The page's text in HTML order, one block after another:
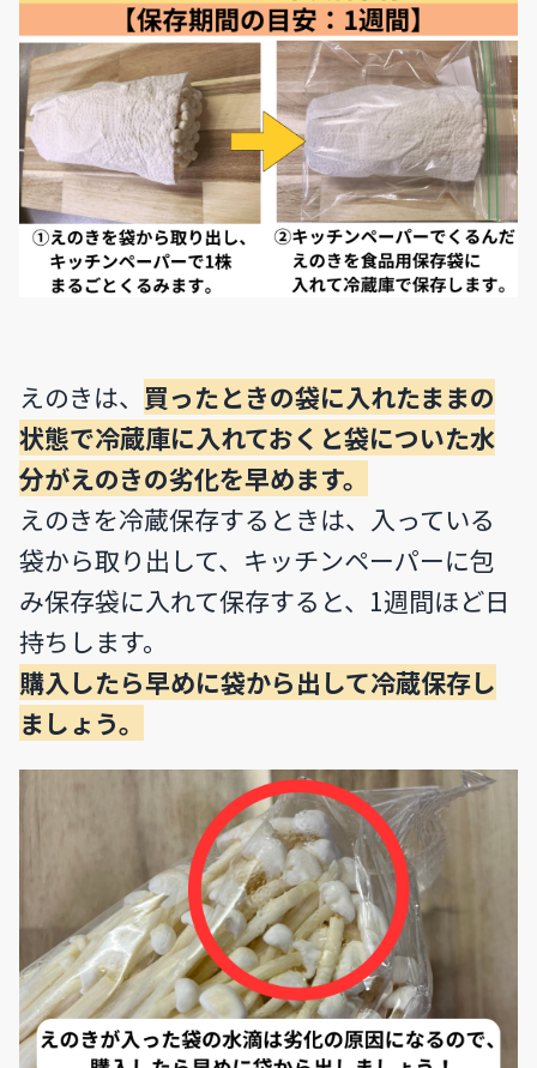
えのきは、 買ったときの袋に入れたままの
状態で冷蔵庫に入れておくと袋についた水
分がえのきの劣化を早めます。
えのきを冷蔵保存するときは、入っている
袋から取り出して、キッチンペーパーに包
み保存袋に入れて保存すると、1週間ほど日
持ちします。
購入したら早めに袋から出して冷蔵保存し
ましょう。